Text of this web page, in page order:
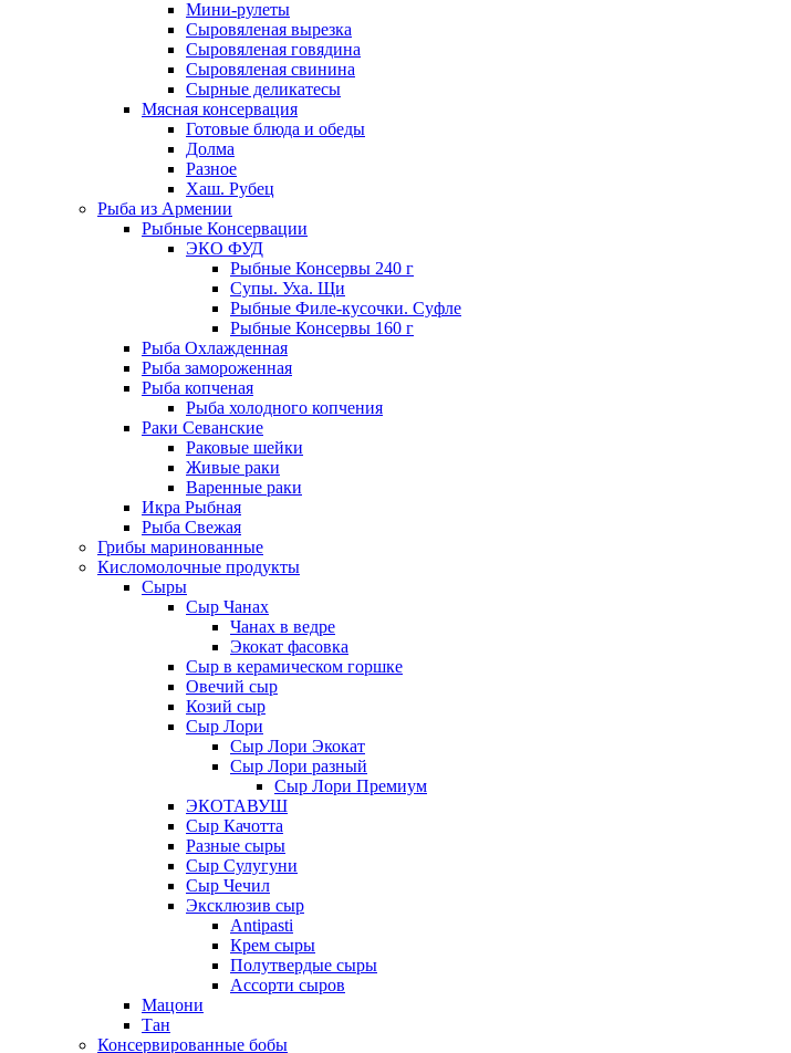
Мини-рулеты
Сыровяленая вырезка
Сыровяленая говядина
Сыровяленая свинина
Сырные деликатесы
Мясная консервация
Готовые блюда и обеды
Долма
Разное
Хаш. Рубец
Рыба из Армении
Рыбные Консервации
ЭКО ФУД
Рыбные Консервы 240 г
Супы. Уха. Щи
Рыбные Филе-кусочки. Суфле
Рыбные Консервы 160 г
Рыба Охлажденная
Рыба замороженная
Рыба копченая
Рыба холодного копчения
Раки Севанские
Раковые шейки
Живые раки
Варенные раки
Икра Рыбная
Рыба Свежая
Грибы маринованные
Кисломолочные продукты
Сыры
Сыр Чанах
Чанах в ведре
Экокат фасовка
Сыр в керамическом горшке
Овечий сыр
Козий сыр
Сыр Лори
Сыр Лори Экокат
Сыр Лори разный
Сыр Лори Премиум
ЭКОТАВУШ
Сыр Качотта
Разные сыры
Сыр Сулугуни
Сыр Чечил
Эксклюзив сыр
Antipasti
Крем сыры
Полутвердые сыры
Ассорти сыров
Мацони
Тан
Консервированные бобы